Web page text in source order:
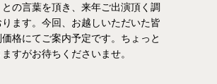
との言葉を頂き、来年ご出演頂く調
ます。今回、お越しいただいた皆
格にてご案内予定です。ちょっと
すがお待ちくださいませ。